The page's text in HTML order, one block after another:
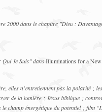
2000 dans le chapitre "Dieu :
Qui Je Suis" dansIlluminations for a
elles n’entretiennent pas la polarité ;
de la lumière ; Jésus biblique ;
le champ énergétique du potentiel ; film